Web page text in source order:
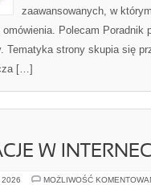
zaawansowanych, w
Polecam
Tematyka strony skupia się
[…]
W
2026 MOŻLIWOŚĆ